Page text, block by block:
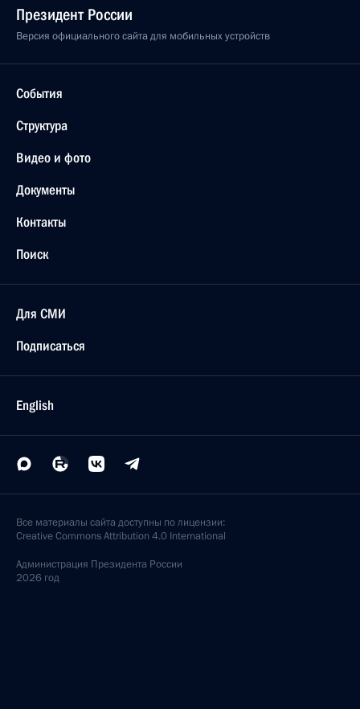
Президент России
Версия официального сайта для мобильных устройств
События
Структура
Видео и фото
Документы
Контакты
Поиск
Для СМИ
Подписаться
English
Все материалы сайта доступны по лицензии:
Creative Commons Attribution 4.0 International
Администрация Президента России
2026 год